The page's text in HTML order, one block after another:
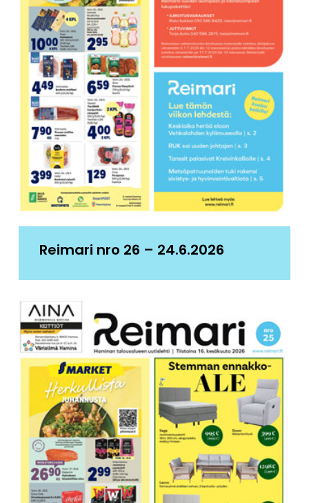
Reimari nro 26 – 24.6.2026